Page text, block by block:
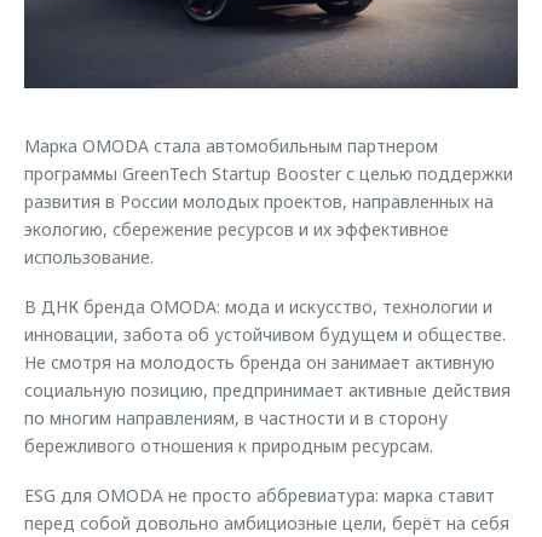
Кредитные программы
Кредитный калькулятор
Аксессуары
Одежда и сувениры
Оригинальные аксессуары
Запчасти
Трейд-ин
Калькулятор трейд-ин
Клиентская поддержка
Приложение O&J
Аксессуары
Одежда и сувениры
Запчасти
Марка OMODA стала автомобильным партнером
программы GreenTech Startup Booster с целью поддержки
развития в России молодых проектов, направленных на
экологию, сбережение ресурсов и их эффективное
использование.
В ДНК бренда OMODA: мода и искусство, технологии и
инновации, забота об устойчивом будущем и обществе.
Не смотря на молодость бренда он занимает активную
социальную позицию, предпринимает активные действия
по многим направлениям, в частности и в сторону
бережливого отношения к природным ресурсам.
ESG для OMODA не просто аббревиатура: марка ставит
перед собой довольно амбициозные цели, берёт на себя